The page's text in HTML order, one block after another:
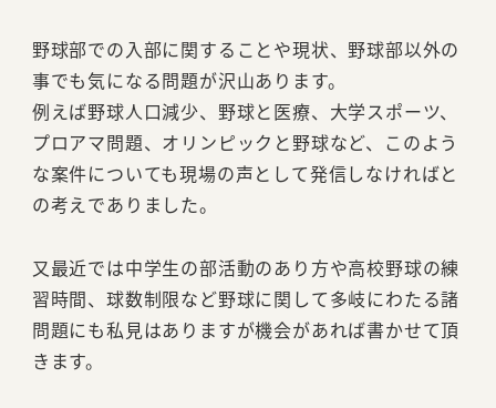
野球部での入部に関することや現状、野球部以外の
事でも気になる問題が沢山あります。
例えば野球人口減少、野球と医療、大学スポーツ、
プロアマ問題、オリンピックと野球など、このよう
な案件についても現場の声として発信しなければと
の考えでありました。
又最近では中学生の部活動のあり方や高校野球の練
習時間、球数制限など野球に関して多岐にわたる諸
問題にも私見はありますが機会があれば書かせて頂
きます。